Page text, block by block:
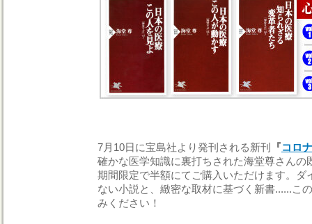
7月10日に宝島社より発刊される新刊 『コロ
確かな医学知識に裏打ちされた海堂尊さんの
期間限定で半額にてご購入いただけます。ダ
ない小説と、緻密な取材に基づく新書......こ
みください！